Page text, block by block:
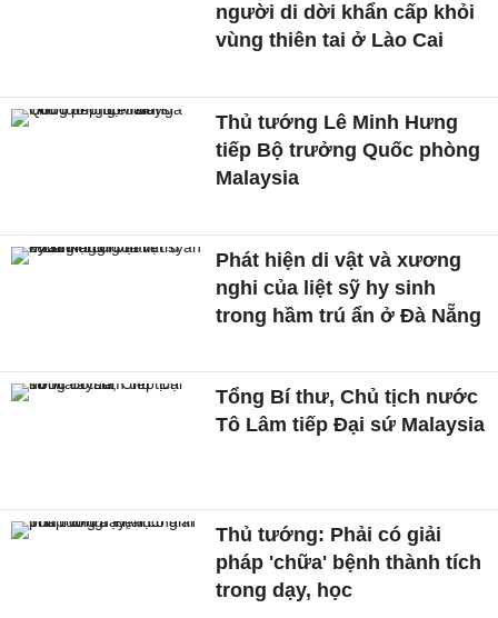
người di dời khẩn cấp khỏi
vùng thiên tai ở Lào Cai
Thủ tướng Lê Minh Hưng
tiếp Bộ trưởng Quốc phòng
Malaysia
Phát hiện di vật và xương
nghi của liệt sỹ hy sinh
trong hầm trú ẩn ở Đà Nẵng
Tổng Bí thư, Chủ tịch nước
Tô Lâm tiếp Đại sứ Malaysia
Thủ tướng: Phải có giải
pháp 'chữa' bệnh thành tích
trong dạy, học